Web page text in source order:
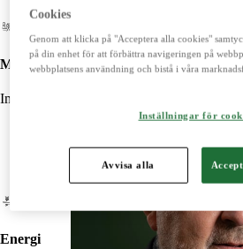
Maskiner
Importerar, marknadsför, säljer och
Begagnatbörsen
Butik på nätet
Energi
Cookies
Genom att klicka på "Acceptera alla cookies"
på din enhet för att förbättra navigeringen på
webbplatsens användning och bistå i våra
Inställningar för
Avvisa alla